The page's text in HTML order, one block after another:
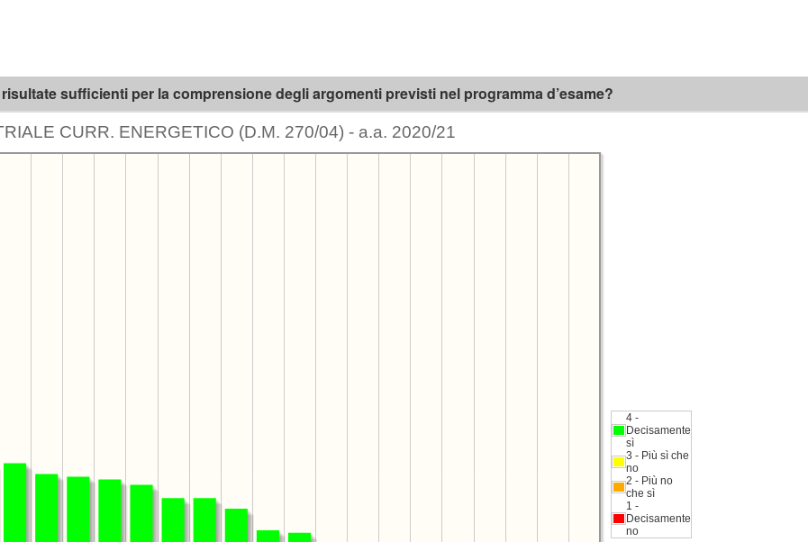
sufficienti per la comprensione degli argomenti previsti nel programma d’esame?
CURR. ENERGETICO (D.M. 270/04) - a.a. 2020/21
4 -
Decisamente
sì
3 - Più sì che
no
2 - Più no
che sì
1 -
Decisamente
no